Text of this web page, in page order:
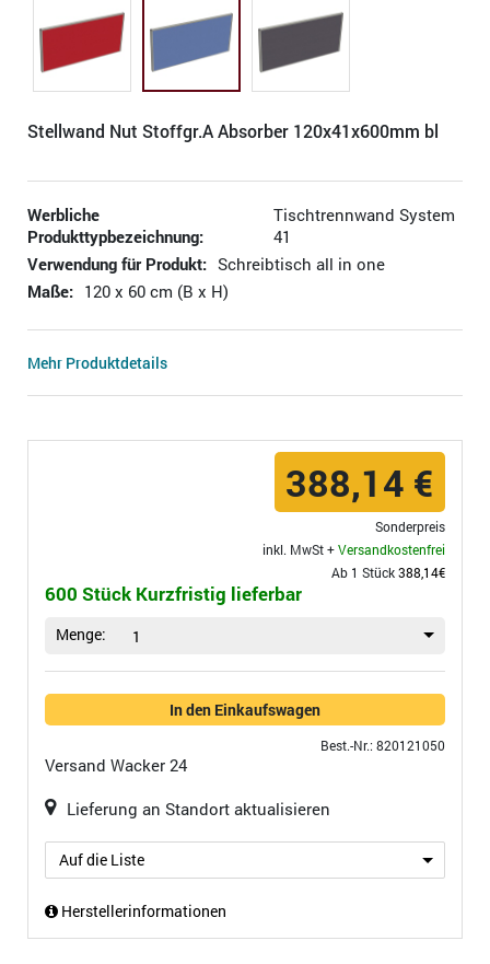
Stellwand Nut Stoffgr.A Absorber 120x41x600mm bl
Werbliche
Produkttypbezeichnung:
Tischtrennwand System
41
Verwendung für Produkt: Schreibtisch all in one
Maße: 120 x 60 cm (B x H)
Mehr Produktdetails
388,14 €
Sonderpreis
inkl. MwSt +Versandkostenfrei
Ab 1 Stück388,14€
600 Stück Kurzfristig lieferbar
Menge: 1
In den Einkaufswagen
Best.-Nr.: 820121050
Versand Wacker 24
Lieferung an Standort aktualisieren
Auf die Liste
Herstellerinformationen